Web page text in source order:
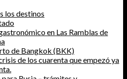
los destinos
en Las Ramblas de
de Bangkok (BKK)
de los cuarenta que empezó ya